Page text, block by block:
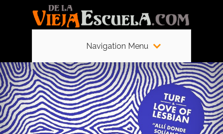
Navigation Menu